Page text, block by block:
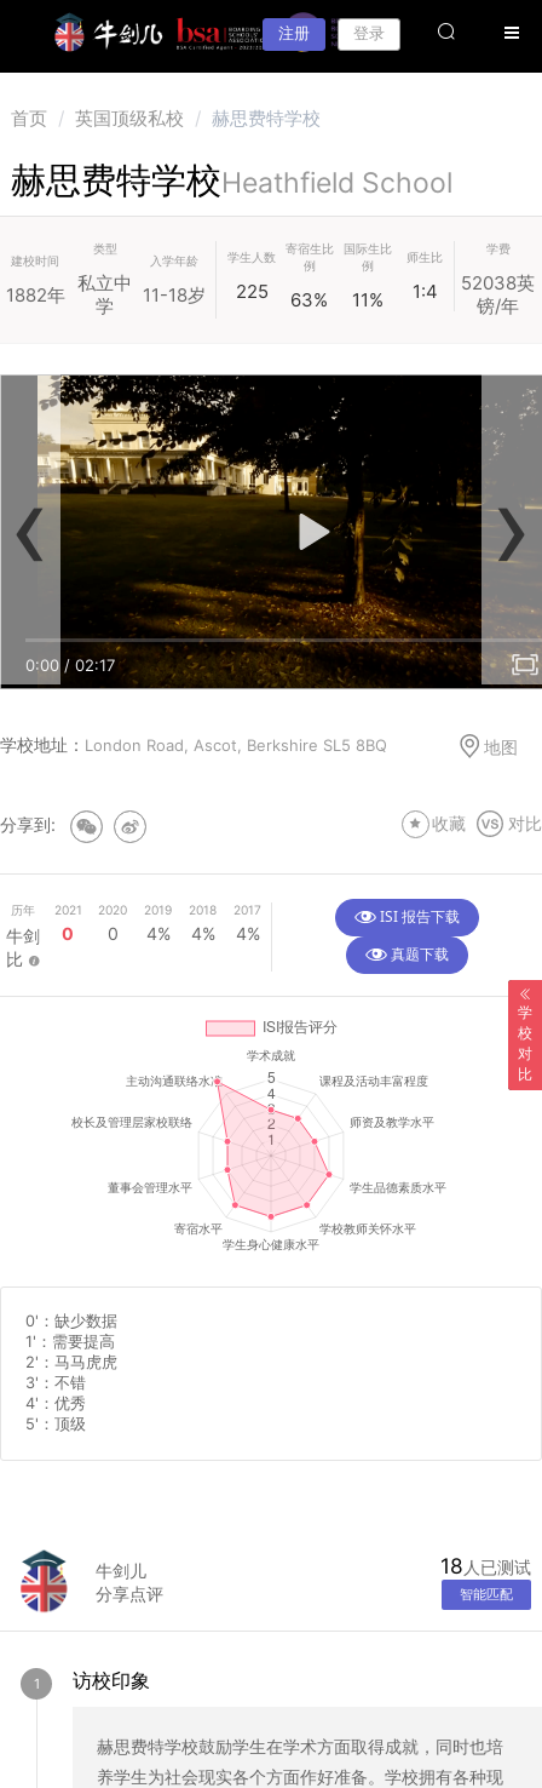
注册 登录
首页 / 英国顶级私校 / 赫思费特学校
赫思费特学校Heathfield School
建校时间
1882年
类型
私立中
学
入学年龄
11-18岁
学生人数
225
寄宿生比
例
63%
国际生比
例
11%
师生比
1:4
学费
52038英
镑/年
0:00 /02:17
0:00 /02:55
英国私校下诞生的Jimmy Choo品牌创
校友之Heathfield School（赫
‹ ›
学校地址： London Road, Ascot, Berkshire SL5 8BQ 地图
分享到: 收藏 对比
历年
牛剑
比
2021
0
2020
0
2019
4%
2018
4%
2017
4%
ISI 报告下载
真题下载
0' ：缺少数据
1' ：需要提高
2' ：马马虎虎
3' ：不错
4' ：优秀
5' ：顶级
牛剑儿
分享点评
18 人已测试
智能匹配
访校印象
赫思费特学校鼓励学生在学术方面取得成就，同时也培
养学生为社会现实各个方面作好准备。学校拥有各种现
学
校
对
比